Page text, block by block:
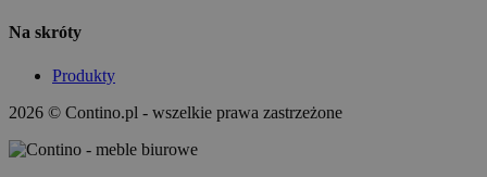
Na skróty
Produkty
2026 © Contino.pl - wszelkie prawa zastrzeżone